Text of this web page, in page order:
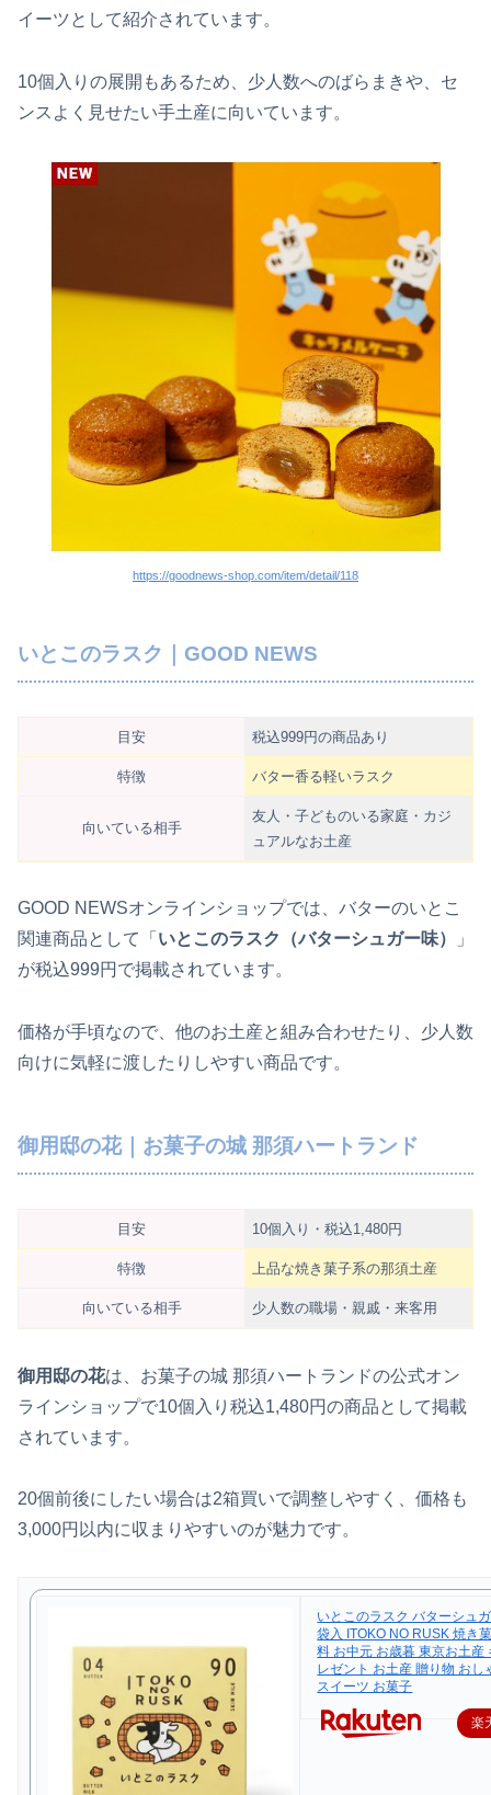
イーツとして紹介されています。
10個入りの展開もあるため、少人数へのばらまきや、セ
ンスよく見せたい手土産に向いています。
https://goodnews-shop.com/item/detail/118
いとこのラスク｜GOOD NEWS
目安 税込999円の商品あり
特徴 バター香る軽いラスク
向いている相手
友人・子どものいる家庭・カジ
ュアルなお土産
GOOD NEWSオンラインショップでは、バターのいとこ
関連商品として「 いとこのラスク（バターシュガー味）
」
が税込999円で掲載されています。
価格が手頃なので、他のお土産と組み合わせたり、少人数
向けに気軽に渡したりしやすい商品です。
御用邸の花｜お菓子の城 那須ハートランド
目安 10個入り・税込1,480円
特徴 上品な焼き菓子系の那須土産
向いている相手 少人数の職場・親戚・来客用
御用邸の花は、お菓子の城 那須ハートランドの公式オン
ラインショップで10個入り税込1,480円の商品として掲載
されています。
20個前後にしたい場合は2箱買いで調整しやすく、価格も
3,000円以内に収まりやすいのが魅力です。
いとこのラスク バターシュ
袋入 ITOKO NO RUSK 焼き
料 お中元 お歳暮 東京お土産
レゼント お土産 贈り物 おし
スイーツ お菓子
楽